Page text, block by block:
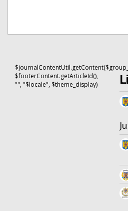
$footerContent.getArticleId(),
"", "$locale", $theme_display)